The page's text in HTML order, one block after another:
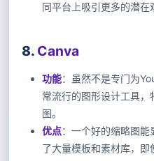
同平台上吸引更多的潜在
8. Canva
功能：虽然不是专门为
常流行的图形设计工具
图。
优点：一个好的缩略图能
了大量模板和素材库，